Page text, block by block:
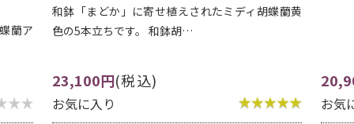
20,900円(税込)
お気に入り お気